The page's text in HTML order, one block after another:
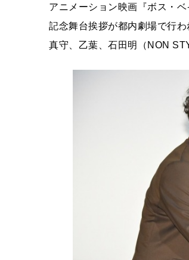
アニメーション映画『ボス・
記念舞台挨拶が都内劇場で行
真守、乙葉、石田明（NON